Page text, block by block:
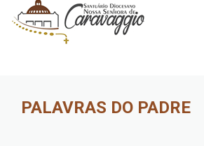
PALAVRAS DO PADRE